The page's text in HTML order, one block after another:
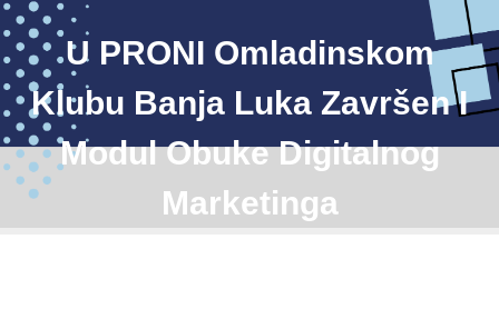
U PRONI Omladinskom
Klubu Banja Luka Završen I
Modul Obuke Digitalnog
Marketinga